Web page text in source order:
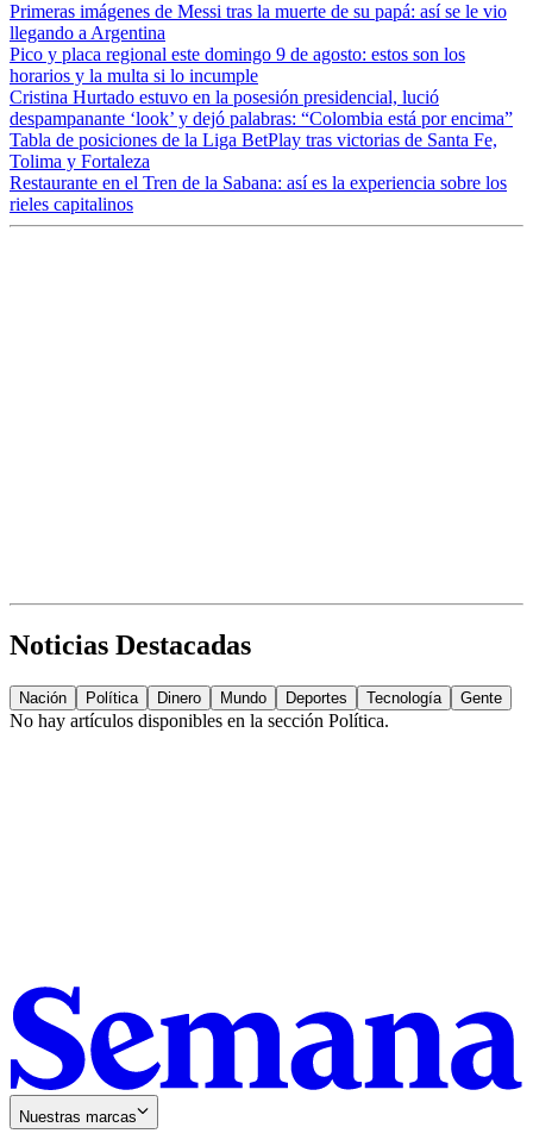
Primeras imágenes de Messi tras la muerte de su papá: así se le vio
llegando a Argentina
Pico y placa regional este domingo 9 de agosto: estos son los
horarios y la multa si lo incumple
Cristina Hurtado estuvo en la posesión presidencial, lució
despampanante ‘look’ y dejó palabras: “Colombia está por encima”
Tabla de posiciones de la Liga BetPlay tras victorias de Santa Fe,
Tolima y Fortaleza
Restaurante en el Tren de la Sabana: así es la experiencia sobre los
rieles capitalinos
Noticias Destacadas
Nación Política Dinero Mundo Deportes Tecnología Gente
No hay artículos disponibles en la sección Política.
Nuestras marcas